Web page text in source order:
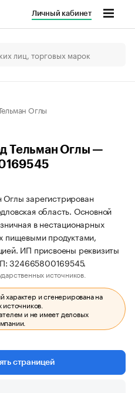
Личный кабинет
Оглы
Тельман Оглы —
зарегистрирован
область. Основной
в нестационарных
пищевыми продуктами,
ИП присвоены реквизиты
324665800169545.
источников.
и сгенерирована на
и не имеет деловых
страницей